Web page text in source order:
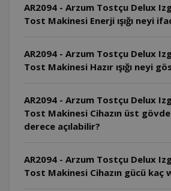
AR2094 - Arzum Tostçu Delux
Tost Makinesi Enerji ışığı neyi
AR2094 - Arzum Tostçu Delux
Tost Makinesi Hazır ışığı neyi
AR2094 - Arzum Tostçu Delux
Tost Makinesi Cihazın üst
derece açılabilir?
AR2094 - Arzum Tostçu Delux
Tost Makinesi Cihazın gücü kaç